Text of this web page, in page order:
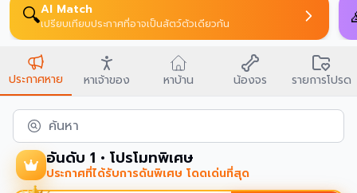
🔍AI Match
เปรียบเทียบประกาศที่อาจเป็นสัตว์ตัวเดียวกัน
ประกาศหาย หาเจ้าของ หาบ้าน น้องจร รายการโปรด
ค้นหา
อันดับ 1 • โปรโมทพิเศษ
ประกาศที่ได้รับการดันพิเศษ โดดเด่นที่สุด